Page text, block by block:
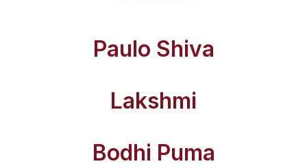
Paulo Shiva
Lakshmi
Bodhi Puma